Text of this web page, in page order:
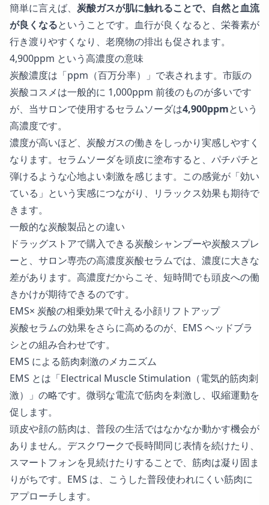
簡単に言えば、 炭酸ガスが肌に触れることで、自然と血流
が良くなるということです。血行が良くなると、栄養素が
行き渡りやすくなり、老廃物の排出も促されます。
4,900ppm という高濃度の意味
炭酸濃度は「ppm（百万分率）」で表されます。市販の
炭酸コスメは一般的に 1,000ppm 前後のものが多いです
が、当サロンで使用するセラムソーダは4,900ppmという
高濃度です。
濃度が高いほど、炭酸ガスの働きをしっかり実感しやすく
なります。セラムソーダを頭皮に塗布すると、パチパチと
弾けるような心地よい刺激を感じます。この感覚が「効い
ている」という実感につながり、リラックス効果も期待で
きます。
一般的な炭酸製品との違い
ドラッグストアで購入できる炭酸シャンプーや炭酸スプレ
ーと、サロン専売の高濃度炭酸セラムでは、濃度に大きな
差があります。高濃度だからこそ、短時間でも頭皮への働
きかけが期待できるのです。
EMS× 炭酸の相乗効果で叶える小顔リフトアップ
炭酸セラムの効果をさらに高めるのが、EMS ヘッドブラ
シとの組み合わせです。
EMS による筋肉刺激のメカニズム
EMS とは「Electrical Muscle Stimulation（電気的筋肉刺
激）」の略です。微弱な電流で筋肉を刺激し、収縮運動を
促します。
頭皮や顔の筋肉は、普段の生活ではなかなか動かす機会が
ありません。デスクワークで長時間同じ表情を続けたり、
スマートフォンを見続けたりすることで、筋肉は凝り固ま
りがちです。EMS は、こうした普段使われにくい筋肉に
アプローチします。